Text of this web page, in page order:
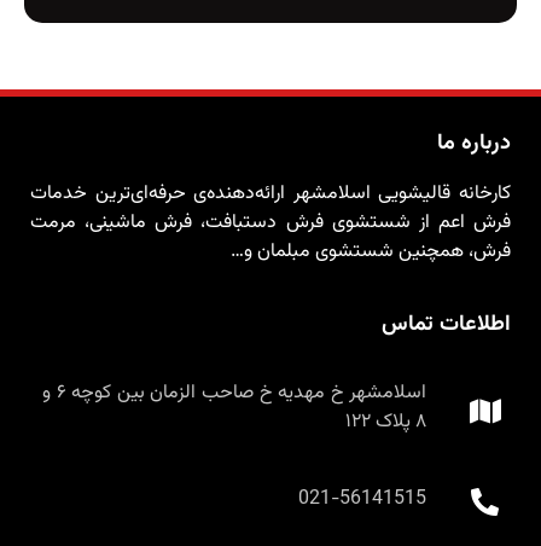
درباره ما
کارخانه قالیشویی اسلامشهر ارائه‌دهنده‌ی حرفه‌ای‌ترین خدمات
فرش اعم از شستشوی فرش دستبافت، فرش ماشینی، مرمت
فرش، همچنین شستشوی مبلمان و…
اطلاعات تماس
اسلامشهر خ مهدیه خ صاحب الزمان بین کوچه ۶ و
۸ پلاک ۱۲۲
021-56141515